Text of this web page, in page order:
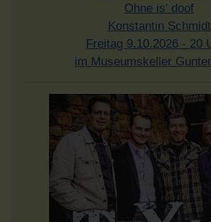
Ohne is' doof
Konstantin Schmidt
Freitag 9.10.2026 - 20
im Museumskeller